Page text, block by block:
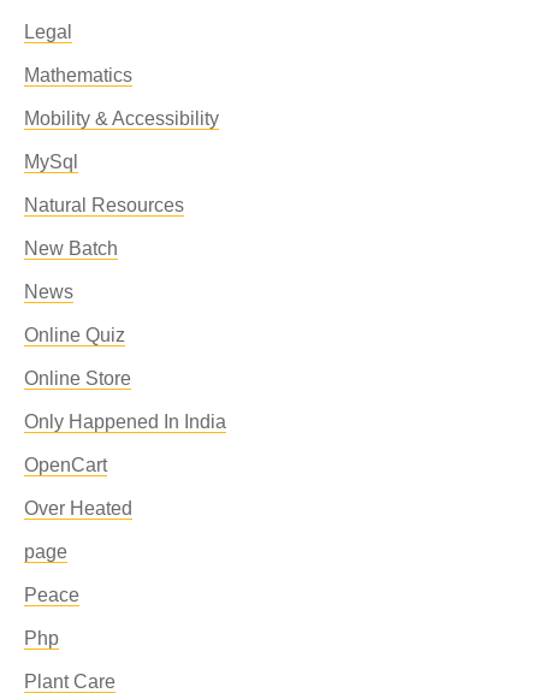
Legal
Mathematics
Mobility & Accessibility
MySql
Natural Resources
New Batch
News
Online Quiz
Online Store
Only Happened In India
OpenCart
Over Heated
page
Peace
Php
Plant Care